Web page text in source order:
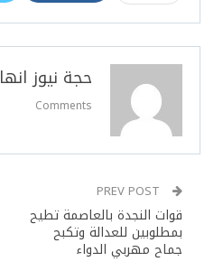
حجة نيوز انها
Comments
قوات النجدة بالعاصمة تطيح
بمطلوبين للعدالة وتكبح
جماح مهربي الدواء